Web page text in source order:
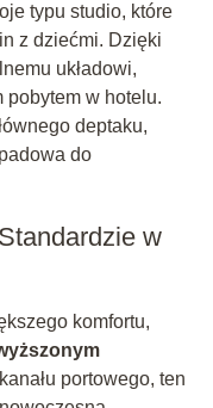
typu studio, które
z dziećmi. Dzięki
układowi,
pobytem w hotelu.
deptaku,
do
w
komfortu,
portowego, ten